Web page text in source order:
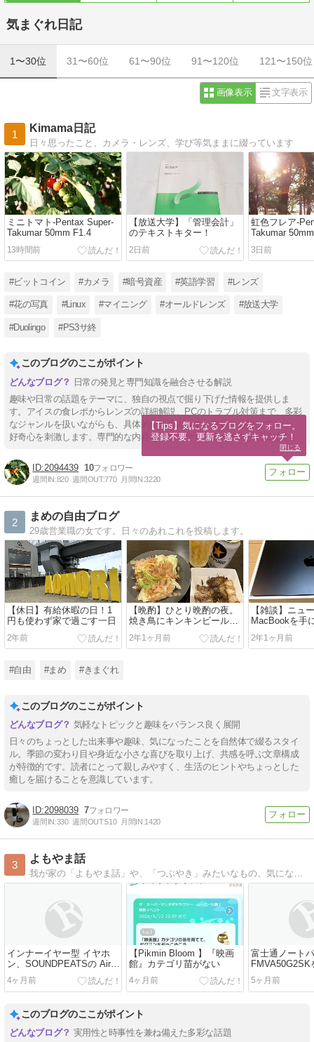
気まぐれ日記
1〜30位 31〜60位 61〜90位 91〜120位 121〜150位
画像表示 文字表示
1
Kimama日記
日々思ったこと、カメラ・レンズ、学び等気ままに綴っています
ミニトマト-Pentax Super-
Takumar 50mm F1.4
13時間前
【放送大学】「管理会計」
のテキストキター！
2日前
虹色フレア-
Takumar
3日前
#ビットコイン #カメラ #暗号資産 #英語学習 #レンズ
#花の写真 #Linux #マイニング #オールドレンズ #放送大学
#Duolingo #PS3サ終
このブログのここがポイント
日常の発見と専門知識を融合させる解説
趣味や日常の話題をテーマに、独自の視点で掘り下げた情報を提供しま
す。アイスの食レポからレンズの詳細解説、PCのトラブル対策まで、多彩
なジャンルを扱いながらも、具体的かつ読みやすい表現を心掛けており、
好奇心を刺激します。専門的な内容を分かりやすく伝えるのが特徴です。
2094439 10
週間IN:820 週間OUT:770 月間IN:3220
2
まめの自由ブログ
29歳営業職の女です。日々のあれこれを投稿します。
【休日】有給休暇の日！1
円も使わず家で過ごす一日
2年前
【晩酌】ひとり晩酌の夜。
焼き鳥にキンキンビールで
乾杯！
2年1ヶ月前
【雑談】ニュ
MacBookを手
よ！〜乾燥に
2年1ヶ月前
#自由 #まめ #きまぐれ
このブログのここがポイント
気軽なトピックと趣味をバランス良く展開
日々のちょっとした出来事や趣味、気になったことを自然体で綴るスタイ
ル。季節の変わり目や身近な小さな喜びを取り上げ、共感を呼ぶ文章構成
が特徴的です。読者にとって親しみやすく、生活のヒントやちょっとした
癒しを届けることを意識しています。
2098039 7
週間IN:330 週間OUT:510 月間IN:1420
3
よもやま話
インナーイヤー型 イヤホ
ン、SOUNDPEATSの Air6
HSを買いました
4ヶ月前
【Pikmin Bloom 】『映画
館』カテゴリ苗がない
4ヶ月前
富士通ノート
FMVA50G2SK
もらった
5ヶ月前
このブログのここがポイント
実用性と時事性を兼ね備えた多彩な話題
【Tips】気になるブログをフォロー。
登録不要。更新を逃さずキャッチ！
閉じる